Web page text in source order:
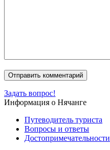
Задать вопрос!
Информация о Нячанге
Путеводитель туриста
Вопросы и ответы
Достопримечательности